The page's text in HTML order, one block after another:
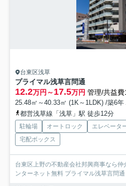
台東区浅草
プライマル浅草言問通
12.2万円～17.5万円 管理/共益
25.48㎡～40.33㎡ (1K～1LDK) /築6年
都営浅草線「浅草」駅 徒歩12分
駐輪場 オートロック エレベータ
宅配ボックス
台東区上野の不動産会社邦興商事なら
ンターネット無料 プライマル浅草言問